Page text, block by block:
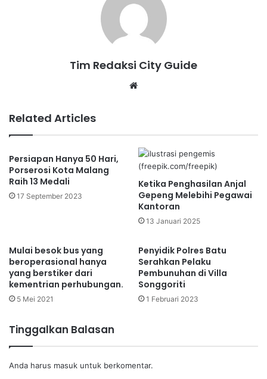
Tim Redaksi City Guide
Related Articles
Persiapan Hanya 50 Hari,
Porserosi Kota Malang
Raih 13 Medali
17 September 2023
Ketika Penghasilan Anjal
Gepeng Melebihi Pegawai
Kantoran
13 Januari 2025
Mulai besok bus yang
beroperasional hanya
yang berstiker dari
kementrian perhubungan.
5 Mei 2021
Penyidik Polres Batu
Serahkan Pelaku
Pembunuhan di Villa
Songgoriti
1 Februari 2023
Tinggalkan Balasan
Anda harus masuk untuk berkomentar.